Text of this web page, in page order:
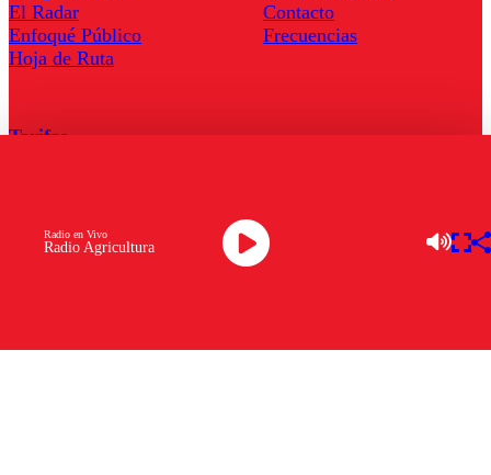
Radio Agricultura
Radio en Vivo
El Radar
Enfoqué Público
Hoja de Ruta
Contacto
Frecuencias
Tarifas
Descarga la APP